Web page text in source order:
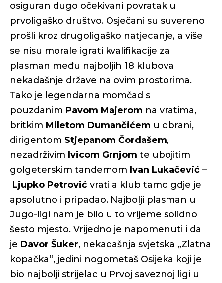
osiguran dugo očekivani povratak u
prvoligaško društvo. Osječani su suvereno
prošli kroz drugoligaško natjecanje, a više
se nisu morale igrati kvalifikacije za
plasman među najboljih 18 klubova
nekadašnje države na ovim prostorima.
Tako je legendarna momčad s
pouzdanim Pavom Majerom na vratima,
britkim Miletom Dumančićem u obrani,
dirigentom Stjepanom Čordašem,
nezadrživim Ivicom Grnjom te ubojitim
golgeterskim tandemom Ivan Lukačević –
Ljupko Petrović vratila klub tamo gdje je
apsolutno i pripadao. Najbolji plasman u
Jugo-ligi nam je bilo u to vrijeme solidno
šesto mjesto. Vrijedno je napomenuti i da
je Davor Šuker, nekadašnja svjetska „Zlatna
kopačka“, jedini nogometaš Osijeka koji je
bio najbolji strijelac u Prvoj saveznoj ligi u